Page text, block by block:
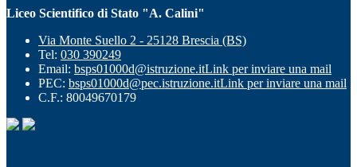
Liceo Scientifico di Stato "A. Calini"
Via Monte Suello 2 - 25128 Brescia (BS)
Tel: 030 390249
Email: bsps01000d@istruzione.itLink per inviare una mail
PEC: bsps01000d@pec.istruzione.itLink per inviare una mail
C.F.: 80049670179